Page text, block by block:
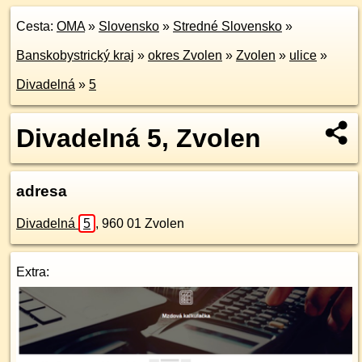
Cesta: OMA» Slovensko » Stredné Slovensko »
Banskobystrický kraj » okres Zvolen » Zvolen » ulice »
Divadelná » 5
Divadelná 5, Zvolen
adresa
Divadelná 5 , 960 01 Zvolen
Extra: